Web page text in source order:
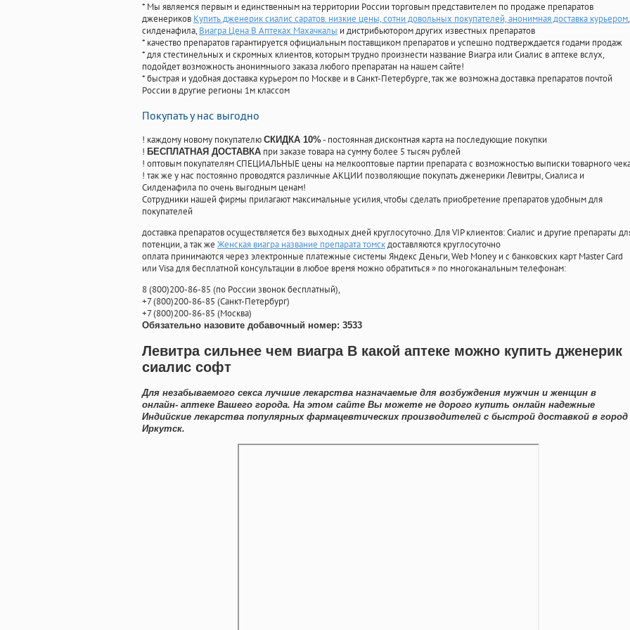
* Мы являемся первым и единственным на территории России торговым представителем по продаже препаратов
дженериков Купить дженерик сиалис саратов. низкие цены, сотни довольных покупателей, анонимная доставка курьером,
силденафила, Виагра Цена В Аптеках Махачкалы и дистрибьютором других известных препаратов
* качество препаратов гарантируется официальным поставщиком препаратов и успешно подтверждается годами продаж
* для стестинельных и скромных клиентов, которым трудно произнести название Виагра или Сиалис в аптеке вслух,
подойдет возможность анонимныого заказа любого препаратан на нашем сайте!
* быстрая и удобная доставка курьером по Москве и в Санкт-Петербурге, так же возможна доставка препаратов почтой
России в другие регионы 1м классом
Покупать у нас выгодно
! каждому новому покупателю СКИДКА 10%- постоянная дисконтная карта на последующие покупки
! БЕСПЛАТНАЯ ДОСТАВКА при заказе товара на сумму более 5 тысяч рублей
! оптовым покупателям СПЕЦИАЛЬНЫЕ цены на мелкооптовые партии препарата с возможностью выписки товарного
! так же у нас постоянно проводятся различные АКЦИИ позволяющие покупать дженерики Левитры, Сиалиса и
Силденафила по очень выгодным ценам!
Cотрудники нашей фирмы прилагают максимальные усилия, чтобы сделать приобретение препаратов удобным для
покупателей
доставка препаратов осуществляется без выходных дней круглосуточно. Для VIP клиентов: Сиалис и другие препараты
потенции, а так же Женская виагра название препарата томскдоставляются круглосуточно
оплата принимаются через электронные платежные системы Яндекс Деньги, Web Money и с банковских карт Master Card
или Visa для бесплатной консультации в любое время можно обратиться» по многоканальным телефонам:
8(800)200-86-85 (по России звонок бесплатный),
+7(800)200-86-85 (Санкт-Петербург)
+7(800)200-86-85 (Москва)
Обязательно назовите добавочный номер: 3533
Левитра сильнее чем виагра В какой аптеке можно купить дженерик
сиалис софт
Для незабываемого секса лучшие лекарства назначаемые для возбуждения мужчин и женщин в
онлайн- аптеке Вашего города. На этом сайте Вы можете не дорого купить онлайн надежные
Индийские лекарства популярных фармацевтических производителей с быстрой доставкой в город
Иркутск.